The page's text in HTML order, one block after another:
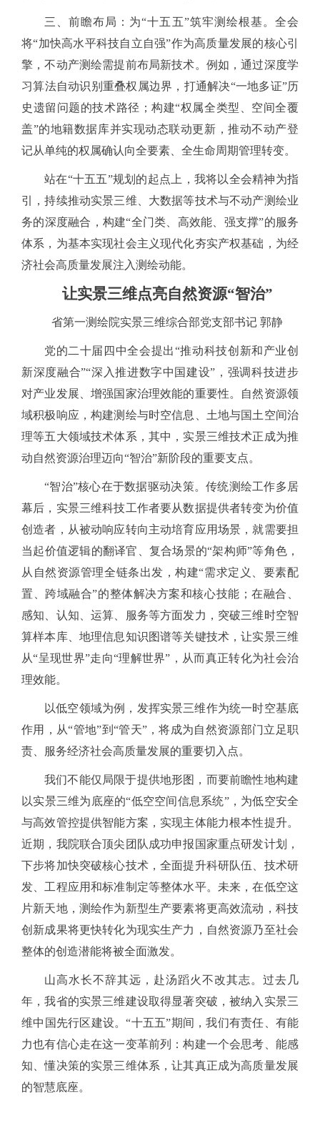
三、前瞻布局：为“十五五”筑牢测绘根基。全会
将“加快高水平科技自立自强”作为高质量发展的核心引
擎，不动产测绘需提前布局新技术。例如，通过深度学
习算法自动识别重叠权属边界，打通解决“一地多证”历
史遗留问题的技术路径；构建“权属全类型、空间全覆
盖”的地籍数据库并实现动态联动更新，推动不动产登
记从单纯的权属确认向全要素、全生命周期管理转变。
站在“十五五”规划的起点上，我将以全会精神为指
引，持续推动实景三维、大数据等技术与不动产测绘业
务的深度融合，构建“全门类、高效能、强支撑”的服务
体系，为基本实现社会主义现代化夯实产权基础，为经
济社会高质量发展注入测绘动能。
让实景三维点亮自然资源“智治”
省第一测绘院实景三维综合部党支部书记 郭静
党的二十届四中全会提出“推动科技创新和产业创
新深度融合”“深入推进数字中国建设”，强调科技进步
对产业发展、增强国家治理效能的重要性。自然资源领
域积极响应，构建测绘与时空信息、土地与国土空间治
理等五大领域技术体系，其中，实景三维技术正成为推
动自然资源治理迈向“智治”新阶段的重要支点。
“智治”核心在于数据驱动决策。传统测绘工作多居
幕后，实景三维科技工作者要从数据提供者转变为价值
创造者，从被动响应转向主动培育应用场景，就需要担
当起价值逻辑的翻译官、复合场景的“架构师”等角色，
从自然资源管理全链条出发，构建“需求定义、要素配
置、跨域融合”的整体解决方案和核心技能；在融合、
感知、认知、运算、服务等方面发力，突破三维时空智
算样本库、地理信息知识图谱等关键技术，让实景三维
从“呈现世界”走向“理解世界”，从而真正转化为社会治
理效能。
以低空领域为例，发挥实景三维作为统一时空基底
作用，从“管地”到“管天”，将成为自然资源部门立足职
责、服务经济社会高质量发展的重要切入点。
我们不能仅局限于提供地形图，而要前瞻性地构建
以实景三维为底座的“低空空间信息系统”，为低空安全
与高效管控提供智能方案，实现主体能力根本性提升。
近期，我院联合顶尖团队成功申报国家重点研发计划，
下步将加快突破核心技术，全面提升科研队伍、技术研
发、工程应用和标准制定等整体水平。未来，在低空这
片新天地，测绘作为新型生产要素将更高效流动，科技
创新成果将更快转化为现实生产力，自然资源乃至社会
整体的创造潜能将被全面激发。
山高水长不辞其远，赴汤蹈火不改其志。过去几
年，我省的实景三维建设取得显著突破，被纳入实景三
维中国先行区建设。“十五五”期间，我们有责任、有能
力也有信心走在这一变革前列：构建一个会思考、能感
知、懂决策的实景三维体系，让其真正成为高质量发展
的智慧底座。